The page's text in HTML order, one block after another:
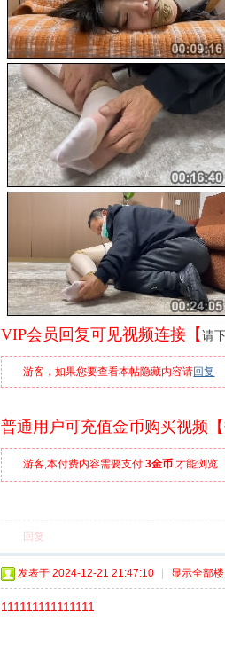
VIP会员回复可见视频连接【请
游客，如果您要查看本帖隐藏内容请回复
普通用户可充值金币购买视频【
游客,本付费内容需要支付3金币 才能浏览
回复
发表于 2024-12-21 21:47:10 显示全部
111111111111111